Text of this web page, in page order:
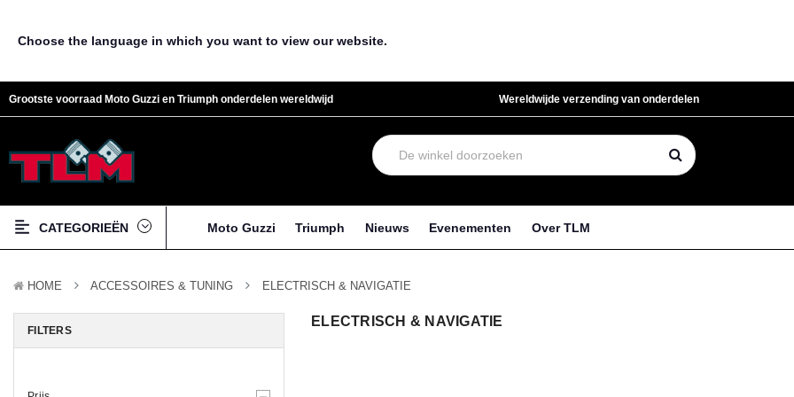
Choose the language in which you want to view our website.
Grootste voorraad Moto Guzzi en Triumph onderdelen wereldwijd Wereldwijde verzending van onderdelen
CATEGORIEËN Moto Guzzi Triumph Nieuws Evenementen Over TLM
HOME ACCESSOIRES & TUNING ELECTRISCH & NAVIGATIE
FILTERS
ELECTRISCH & NAVIGATIE